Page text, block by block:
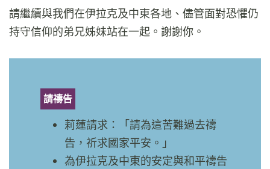
請繼續與我們在伊拉克及中東各地、儘管面對恐懼仍
持守信仰的弟兄姊妹站在一起。謝謝你。
請禱告
莉蓮請求：「請為這苦難過去禱
告，祈求國家平安。」
為伊拉克及中東的安定與和平禱告